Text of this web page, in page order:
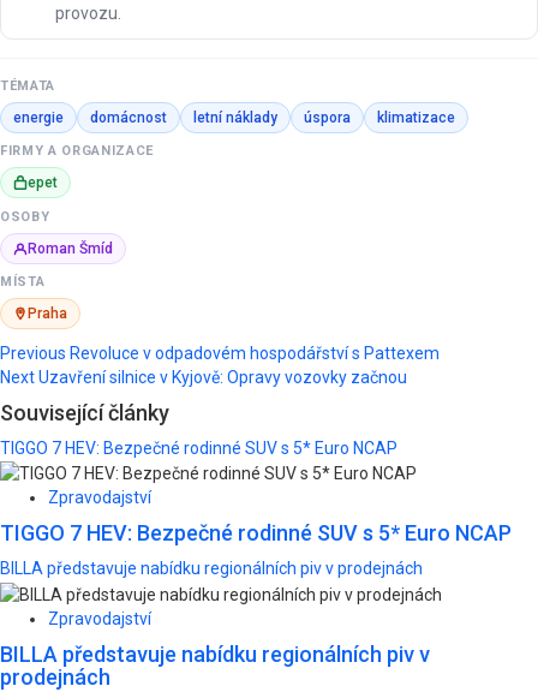
provozu.
TÉMATA
energie domácnost letní náklady úspora klimatizace
FIRMY A ORGANIZACE
epet
OSOBY
Roman Šmíd
MÍSTA
Praha
Post
navigation
Previous Revoluce v odpadovém hospodářství s Pattexem
NextUzavření silnice v Kyjově: Opravy vozovky začnou
Související články
TIGGO 7 HEV: Bezpečné rodinné SUV s 5* Euro NCAP
Zpravodajství
TIGGO 7 HEV: Bezpečné rodinné SUV s 5* Euro NCAP
BILLA představuje nabídku regionálních piv v prodejnách
Zpravodajství
BILLA představuje nabídku regionálních piv v
prodejnách